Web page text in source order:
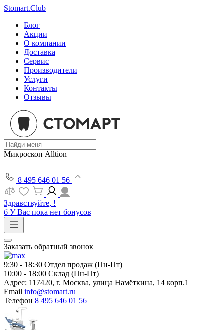
Stomart.Club
Блог
Акции
О компании
Доставка
Сервис
Производители
Услуги
Контакты
Отзывы
Микроскоп Alltion
8 495 646 01 56
Здравствуйте, !
б У Вас пока нет бонусов
Заказать обратный звонок
9:30 - 18:30 Отдел продаж (Пн-Пт)
10:00 - 18:00 Склад (Пн-Пт)
Адрес: 117420, г. Москва, улица Намёткина, 14 корп.1
Email info@stomart.ru
Телефон 8 495 646 01 56